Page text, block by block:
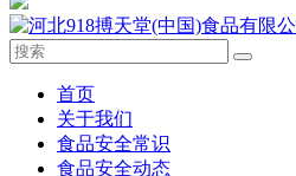
首页
关于我们
食品安全常识
食品安全动态